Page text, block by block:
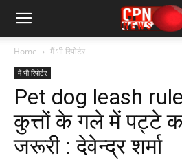
Home मैं भी रिपोर्टर
मैं भी रिपोर्टर
Pet dog leash
कुत्तों के गले में पट्टे
जरूरी : देवेन्द्र शर्मा